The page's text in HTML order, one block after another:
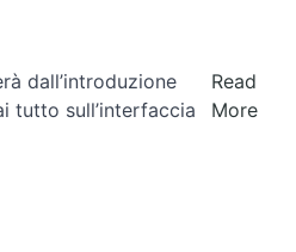
dall’introduzione
tutto sull’interfaccia
Read
More